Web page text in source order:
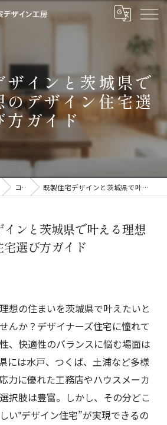
ザインと茨城県で
のデザイン住宅選
方ガイド
コラム 既製住宅デザインと茨城県で叶える理想のデザイン住宅選び方ガイド
ンと茨城県で叶える理想
選び方ガイド
想の住まいを茨城県で叶えたいと
んか？デザイナーズ住宅に憧れて
、快適性のバランスに悩む場面は
には水戸、つくば、土浦など多様
力に優れた工務店やハウスメーカ
択肢は豊富。しかし、その分どこ
い‟デザイン住宅”が実現できるの